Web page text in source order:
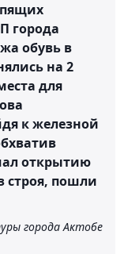
города
обувь в
на 2
для
к железной
открытию
строя, пошли
города Актобе